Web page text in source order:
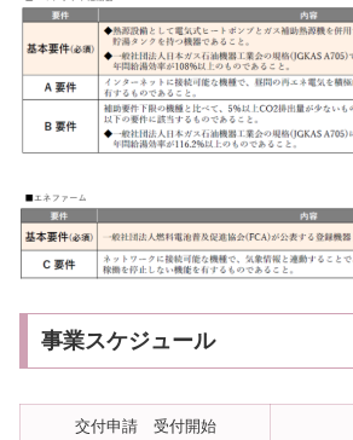
事業スケジュール
交付申請 受付開始